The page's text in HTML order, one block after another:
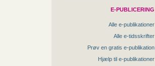
E-PUBLICERING
Alle e-publikationer
Alle e-tidsskrifter
Prøv en gratis e-publikation
Hjælp til e-publikationer